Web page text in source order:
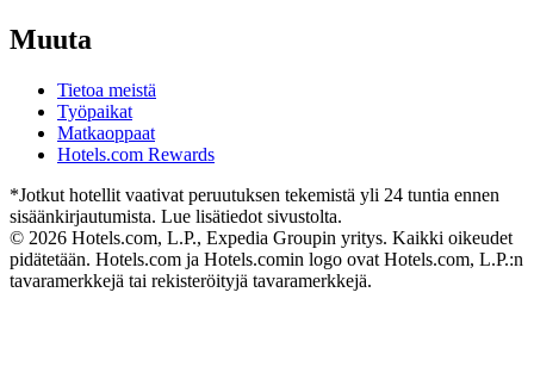
Muuta
Tietoa meistä
Työpaikat
Matkaoppaat
Hotels.com Rewards
*Jotkut hotellit vaativat peruutuksen tekemistä yli 24 tuntia ennen
sisäänkirjautumista. Lue lisätiedot sivustolta.
© 2026 Hotels.com, L.P., Expedia Groupin yritys. Kaikki oikeudet
pidätetään. Hotels.com ja Hotels.comin logo ovat Hotels.com, L.P.:n
tavaramerkkejä tai rekisteröityjä tavaramerkkejä.